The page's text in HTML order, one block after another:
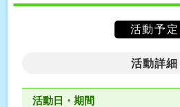
活動予定
活動詳細
活動日・期間